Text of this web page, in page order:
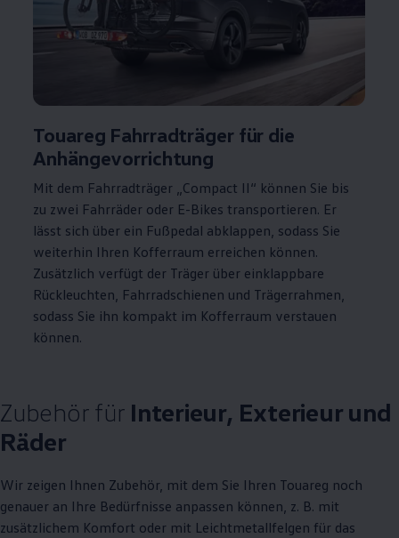
Touareg Fahrradträger für die
Anhängevorrichtung
Mit dem Fahrradträger „Compact II“ können Sie bis
zu zwei Fahrräder oder E-Bikes transportieren. Er
lässt sich über ein Fußpedal abklappen, sodass Sie
weiterhin Ihren Kofferraum erreichen können.
Zusätzlich verfügt der Träger über einklappbare
Rückleuchten, Fahrradschienen und Trägerrahmen,
sodass Sie ihn kompakt im Kofferraum verstauen
können.
Zubehörfür Interieur, Exterieur und
Räder
Wir zeigen Ihnen Zubehör, mit dem Sie Ihren Touareg noch
genauer an Ihre Bedürfnisse anpassen können, z. B. mit
zusätzlichem Komfort oder mit Leichtmetallfelgen für das